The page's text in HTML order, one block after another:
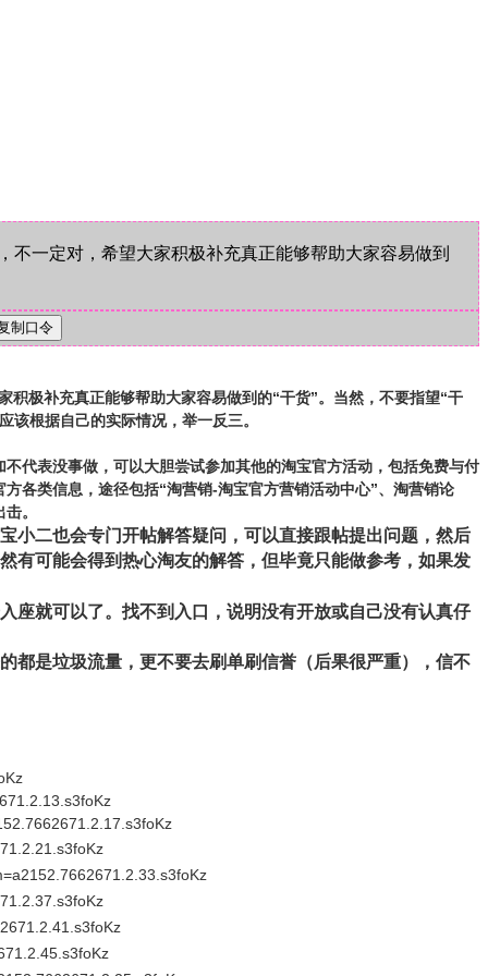
一定对，希望大家积极补充真正能够帮助大家容易做到
极补充真正能够帮助大家容易做到的“干货”。当然，不要指望“干
根据自己的实际情况，举一反三。
代表没事做，可以大胆尝试参加其他的淘宝官方活动，包括免费与付
各类信息，途径包括“淘营销-淘宝官方营销活动中心”、淘营销论
。
小二也会专门开帖解答疑问，可以直接跟帖提出问题，然后
有可能会得到热心淘友的解答，但毕竟只能做参考，如果发
座就可以了。找不到入口，说明没有开放或自己没有认真仔
都是垃圾流量，更不要去刷单刷信誉（后果很严重），信不